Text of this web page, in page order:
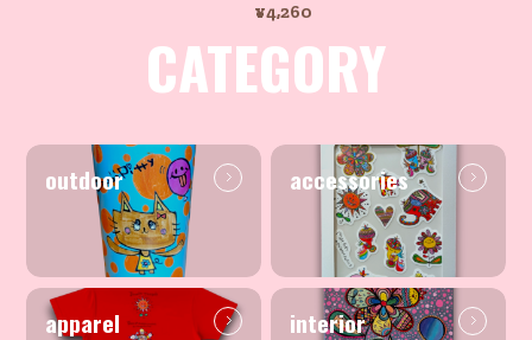
¥4,260
CATEGORY
outdoor accessories
apparel interior